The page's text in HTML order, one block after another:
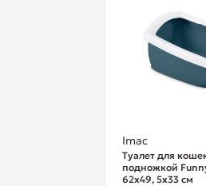
Imac
Туалет для
подножкой
62х49, 5х33 см